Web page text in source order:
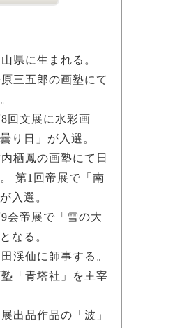
県に生まれる。
三五郎の画塾にて
回文展に水彩画
り日」が入選。
栖鳳の画塾にて日
第1回帝展で「南
入選。
会帝展で「雪の大
なる。
渓仙に師事する。
「青塔社」を主宰
出品作品の「波」